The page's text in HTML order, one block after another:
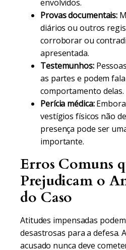
envolvidos.
Provas documentais:
diários ou outros
corroborar ou
apresentada.
Testemunhos:
as partes e podem
comportamento delas.
Perícia médica:Embora
vestígios físicos não
presença pode ser
importante.
Erros Comuns
Prejudicam o
do Caso
Atitudes impensadas
desastrosas para a defesa.
acusado nunca deve